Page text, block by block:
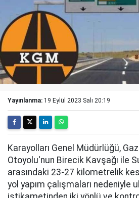
Yayınlanma: 19 Eylül 2023 Salı 20:19
Karayolları Genel Müdürlüğü,
Otoyolu'nun Birecik Kavşağı ile
arasındaki 23-27 kilometrelik
yol yapım çalışmaları nedeniyle